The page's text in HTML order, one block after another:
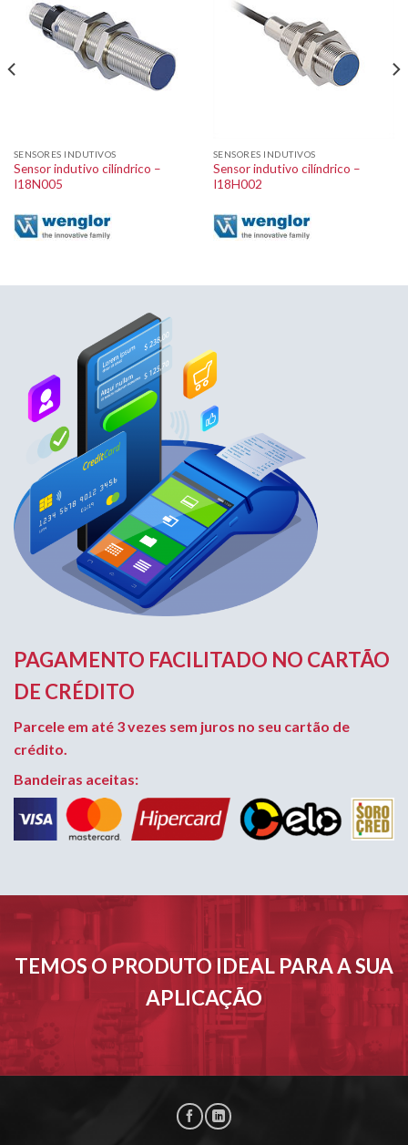
SENSORES INDUTIVOS
Sensor indutivo cilíndrico –
I18N005
SENSORES INDUTIVOS
Sensor indutivo cilíndrico –
I18H002
PAGAMENTO FACILITADO NO CARTÃO
DE CRÉDITO
Parcele em até 3 vezes sem juros no seu cartão de
crédito.
Bandeiras aceitas:
TEMOS O PRODUTO IDEAL PARA A SUA
APLICAÇÃO